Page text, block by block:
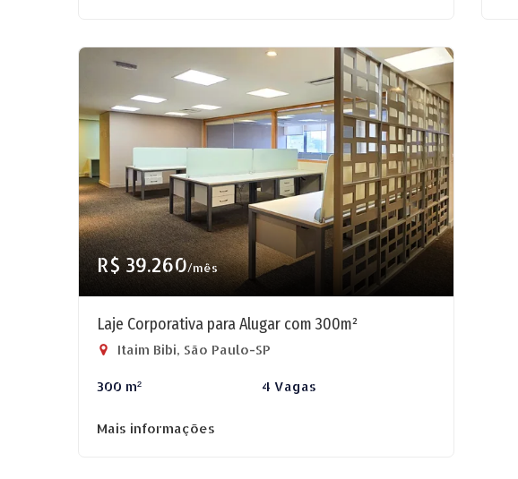
R$ 39.260/mês
Laje Corporativa para Alugar com 300m²
Itaim Bibi, São Paulo-SP
300 m² 4 Vagas
Mais informações